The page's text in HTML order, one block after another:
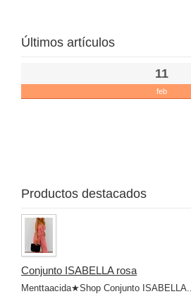
Últimos artículos
11
feb
Productos destacados
Conjunto ISABELLA rosa
Menttaacida★Shop Conjunto ISABELLA...